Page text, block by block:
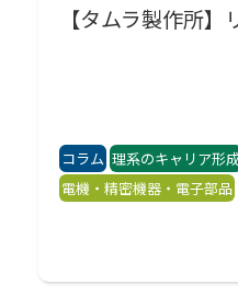
【タムラ製作所
コラム 理系のキャリア形
電機・精密機器・電子部品